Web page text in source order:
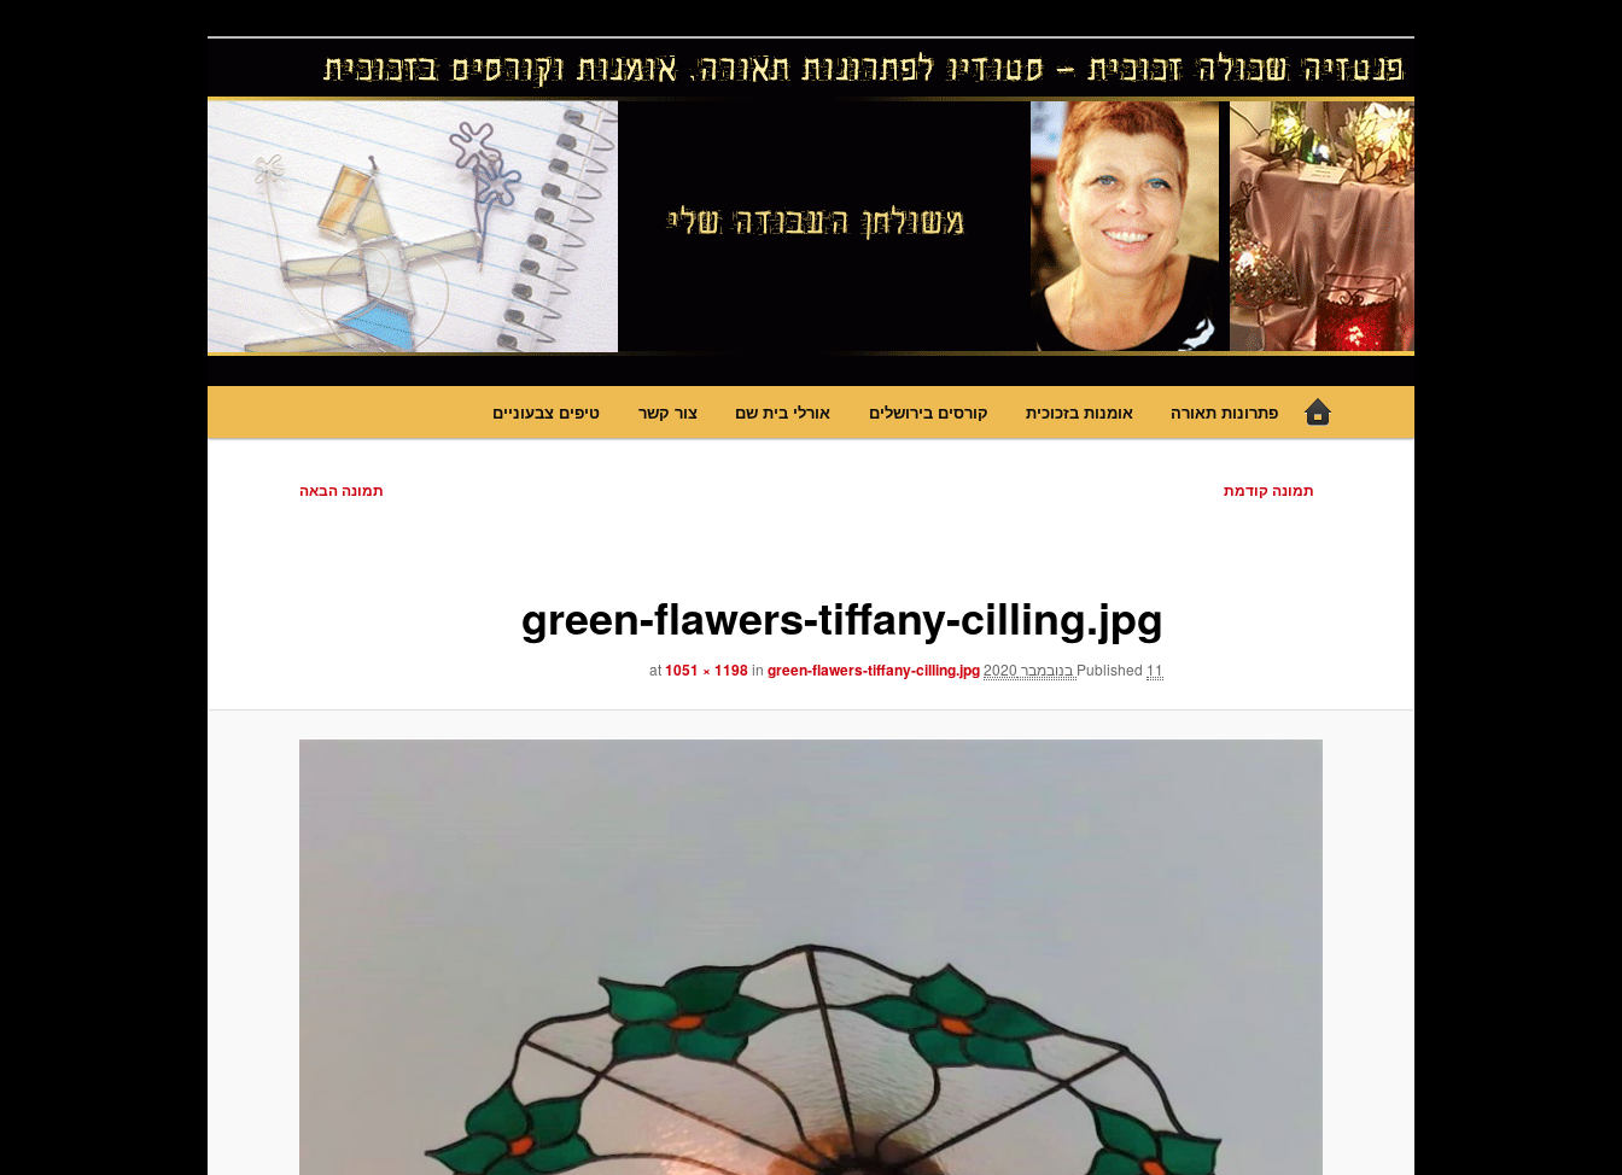
פנטזיה – פתרונות תאורה וסטודיו לויטראז
גופי תאורה אומנותיים בעבודת יד, ויטראזים לחלונות ולמחיצות דקורטיביות, קורסים בויטראז ובפסיפס
פתרונות תאורה אומנות בזכוכית קורסים בירושלים אורלי בית שם צור קשר טיפים צבעוניים
ניווט
תמונה קודמת תמונה הבאה
green-flawers-tiffany-cilling.jpg
Published 11 בנובמבר 2020 at
1051 × 1198ingreen-flawers-tiffany-cilling.jpg